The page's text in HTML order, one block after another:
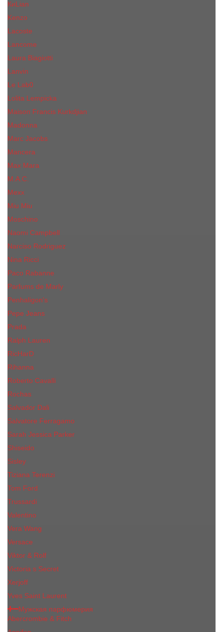
КиLian
Kenzo
Lacoste
Lancome
Laura Biagiotti
Lanvin
Lе Lab0
Lolita Lempicka
Maison Francis Kurkdjian
Madonna
Marc Jacobs
Mancera
Max Mara
M.А.C.
Mexx
Miu Miu
Mоsсhino
Naomi Campbell
Narciso Rodriguez
Nina Ricci
Paco Rabanne
Parfums de Marly
Penhaligon's
Pepe Jeans
Prada
Ralph Lauren
RicHarD
Rihanna
Roberto Cavalli
Rochas
Salvador Dali
Salvatore Ferragamo
Sarah Jessica Parker
Shiseido
Sisley
Tiziana Terenzi
Tom Ford
Trussardi
Valentino
Vera Wang
Versace
Viktor & Rolf
Victoria s Secret
Xerjoff
Yves Saint Laurent
Мужская парфюмерия
Abercrombie & Fitch